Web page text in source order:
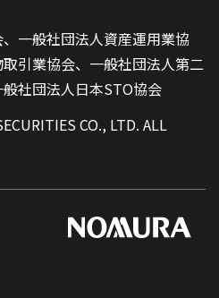
一般社団法人資産運用業協
引業協会、一般社団法人第二
社団法人日本STO協会
CO., LTD. ALL